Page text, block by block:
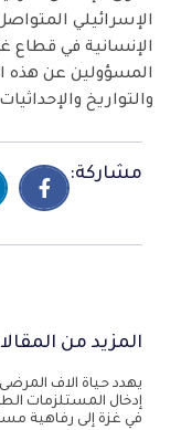
الإسرائيلي
الإنسانية في قطاع
المسؤولين عن هذه
والتواريخ
مشاركة:
المزيد من
يهدد حياة آلاف
إدخال المستلزمات
في غزة إلى رفاهية